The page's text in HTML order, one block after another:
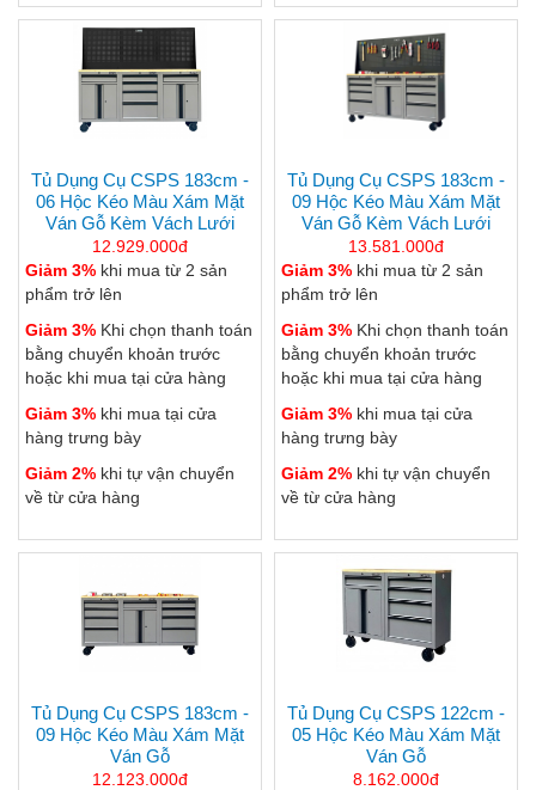
Tủ Dụng Cụ CSPS 183cm -
06 Hộc Kéo Màu Xám Mặt
Ván Gỗ Kèm Vách Lưới
12.929.000đ
Giảm 3% khi mua từ 2 sản
phẩm trở lên
Giảm 3% Khi chọn thanh toán
bằng chuyển khoản trước
hoặc khi mua tại cửa hàng
Giảm 3% khi mua tại cửa
hàng trưng bày
Giảm 2% khi tự vận chuyển
về từ cửa hàng
Tủ Dụng Cụ CSPS 183cm -
09 Hộc Kéo Màu Xám Mặt
Ván Gỗ Kèm Vách Lưới
13.581.000đ
Giảm 3% khi mua từ 2 sản
phẩm trở lên
Giảm 3% Khi chọn thanh toán
bằng chuyển khoản trước
hoặc khi mua tại cửa hàng
Giảm 3% khi mua tại cửa
hàng trưng bày
Giảm 2% khi tự vận chuyển
về từ cửa hàng
Tủ Dụng Cụ CSPS 183cm -
09 Hộc Kéo Màu Xám Mặt
Ván Gỗ
12.123.000đ
Tủ Dụng Cụ CSPS 122cm -
05 Hộc Kéo Màu Xám Mặt
Ván Gỗ
8.162.000đ